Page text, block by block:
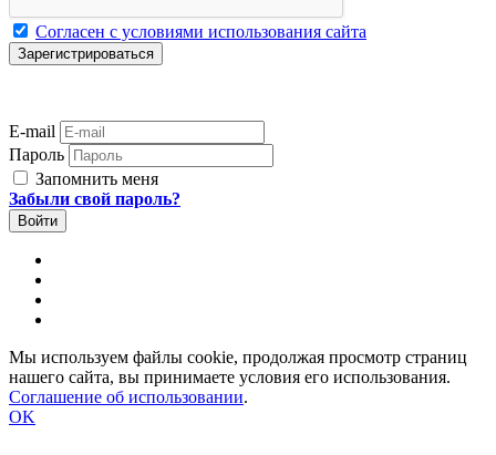
Согласен с условиями использования сайта
E-mail
Пароль
Запомнить меня
Забыли свой пароль?
Мы используем файлы cookie, продолжая просмотр страниц
нашего сайта, вы принимаете условия его использования.
Соглашение об использовании.
OK